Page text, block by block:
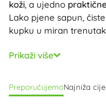
koži, a ujedno praktične
Lako pjene sapun,
kupku u miran
Odaberite
upijajućepamučne
za pranje. Ergonomski
Prikaži više
PreporučujemoNajniža